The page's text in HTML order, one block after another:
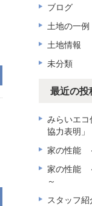
ブログ
土地の一例
土地情報
未分類
最近の投
みらいエ
協力表明」
家の性能
家の性能
～
スタッフ